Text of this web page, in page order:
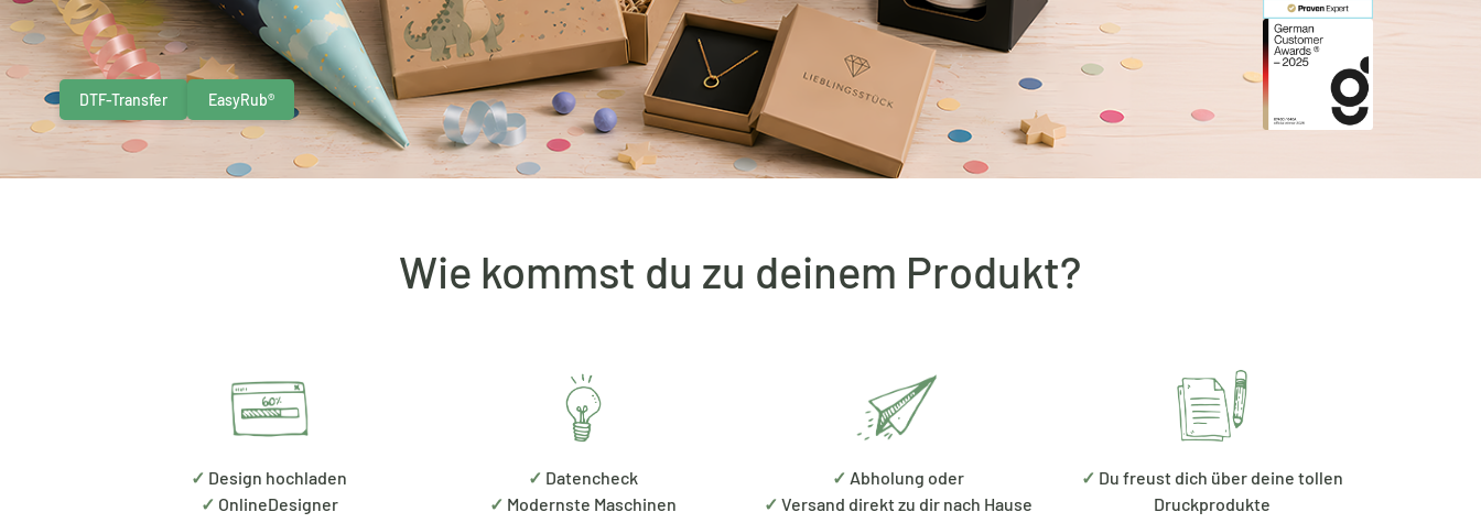
DTF-Transfer EasyRub®
Wie kommst du zu deinem Produkt?
✓ Design hochladen
✓ OnlineDesigner
✓ Datencheck
✓ Modernste Maschinen
✓ Abholung oder
✓ Versand direkt zu dir nach Hause
✓ Du freust dich über deine tollen
Druckprodukte